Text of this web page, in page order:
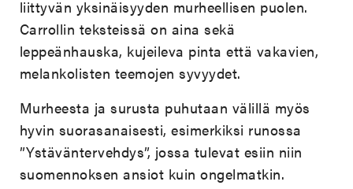
liittyvän yksinäisyyden murheellisen puolen.
Carrollin teksteissä on aina sekä
leppeänhauska, kujeileva pinta että vakavien,
melankolisten teemojen syvyydet.
Murheesta ja surusta puhutaan välillä myös
hyvin suorasanaisesti, esimerkiksi runossa
”Ystäväntervehdys”, jossa tulevat esiin niin
suomennoksen ansiot kuin ongelmatkin.